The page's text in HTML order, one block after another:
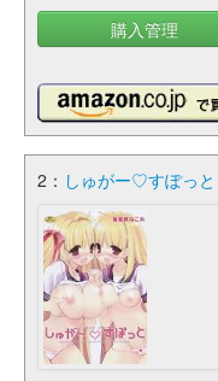
購入管理
2： しゅがー♡すぽっ